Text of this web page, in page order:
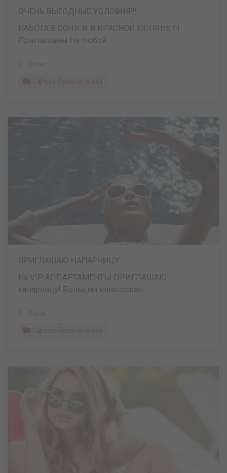
РАБОТА В СОЧИ И В КРАСНОЙ ПОЛЯНЕ !!!
Приглашаем На любой ...
Сочи
Сфера Развлечений
На VIP АППАРТАМЕНТЫ ПРИГЛАШАЮ
напарницу! Большая клиентская ...
Сочи
Сфера Развлечений